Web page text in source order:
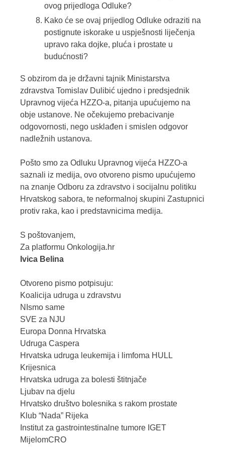
ovog prijedloga Odluke?
Kako će se ovaj prijedlog Odluke odraziti na
postignute iskorake u uspješnosti liječenja
upravo raka dojke, pluća i prostate u
budućnosti?
S obzirom da je državni tajnik Ministarstva
zdravstva Tomislav Dulibić ujedno i predsjednik
Upravnog vijeća HZZO-a, pitanja upućujemo na
obje ustanove. Ne očekujemo prebacivanje
odgovornosti, nego usklađen i smislen odgovor
nadležnih ustanova.
Pošto smo za Odluku Upravnog vijeća HZZO-a
saznali iz medija, ovo otvoreno pismo upućujemo
na znanje Odboru za zdravstvo i socijalnu politiku
Hrvatskog sabora, te neformalnoj skupini Zastupnici
protiv raka, kao i predstavnicima medija.
S poštovanjem,
Za platformu Onkologija.hr
Ivica Belina
Otvoreno pismo potpisuju:
Koalicija udruga u zdravstvu
NIsmo same
SVE za NJU
Europa Donna Hrvatska
Udruga Caspera
Hrvatska udruga leukemija i limfoma HULL
Krijesnica
Hrvatska udruga za bolesti štitnjače
Ljubav na djelu
Hrvatsko društvo bolesnika s rakom prostate
Klub “Nada” Rijeka
Institut za gastrointestinalne tumore IGET
MijelomCRO